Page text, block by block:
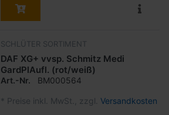
SCHLÜTER SORTIMENT
DAF XG+ vvsp. Schmitz Medi
GardPlAufl. (rot/weiß)
Art.-Nr. BM000564
* Preise inkl. MwSt., zzgl. Versandkosten